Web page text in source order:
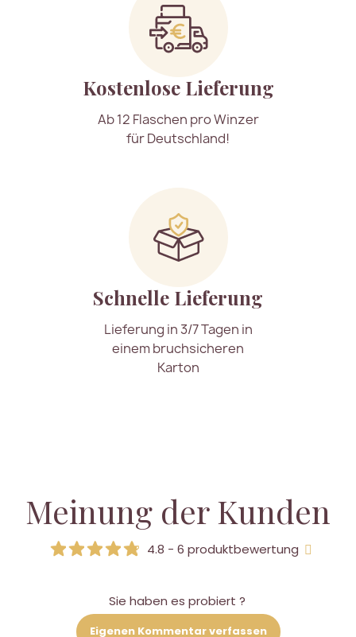
Kostenlose Lieferung
Ab 12 Flaschen pro Winzer
für Deutschland!
Schnelle Lieferung
Lieferung in 3/7 Tagen in
einem bruchsicheren
Karton
Meinung der Kunden
4.8 - 6 produktbewertung
Sie haben es probiert ?
Eigenen Kommentar verfassen